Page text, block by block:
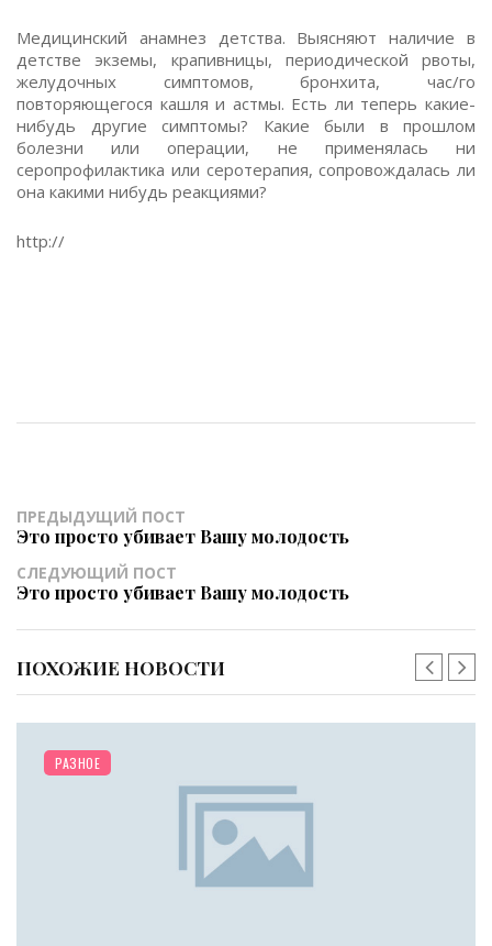
Медицинский анамнез детства. Выясняют наличие в
детстве экземы, крапивницы, периодической рвоты,
желудочных симптомов, бронхита, час/го
повторяющегося кашля и астмы. Есть ли теперь какие-
нибудь другие симптомы? Какие были в прошлом
болезни или операции, не применялась ни
серопрофилактика или серотерапия, сопровождалась ли
она какими нибудь реакциями?
http://
ПРЕДЫДУЩИЙ ПОСТ
Это просто убивает Вашу молодость
СЛЕДУЮЩИЙ ПОСТ
Это просто убивает Вашу молодость
ПОХОЖИЕ НОВОСТИ